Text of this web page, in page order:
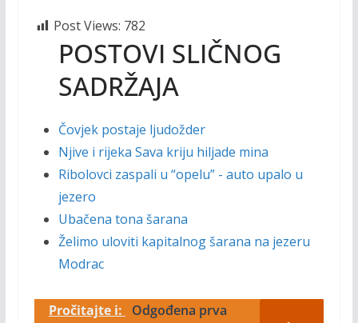
Post Views: 782
POSTOVI SLIČNOG
SADRŽAJA
Čovjek postaje ljudožder
Njive i rijeka Sava kriju hiljade mina
Ribolovci zaspali u “opelu” - auto upalo u
jezero
Ubačena tona šarana
Želimo uloviti kapitalnog šarana na jezeru
Modrac
Pročitajte i:
Odgođena prva